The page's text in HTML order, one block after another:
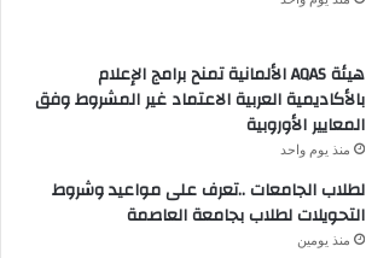
هيئة AQAS الألمانية تمنح برامج الإعلام
بالأكاديمية العربية الاعتماد غير المشروط وفق
المعايير الأوروبية
منذ يوم واحد
لطلاب الجامعات ..تعرف على مواعيد وشروط
التحويلات لطلاب بجامعة العاصمة
منذ يومين